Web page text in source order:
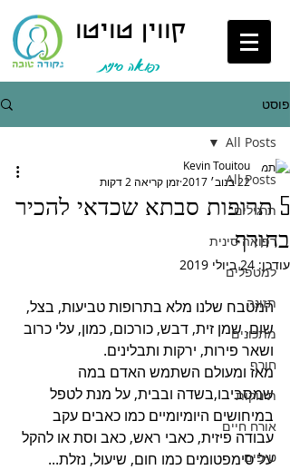
קווין טויטו
פוסט
All Posts
תרגילים
רפואה סינית
למטפלים
תזונה
מתכונים
חורף
תינוקות
אורח חיים
טיפים
All Posts
5 תרופות סבתא שכדאי להכיר
בחורף
Kevin Touitou
22 בנוב׳ 2017
זמן קריאה 2 דקות
עודכן: 24 ביולי 2019
המטבח שלנו מלא בתרופות טביעות, בצל,
שום, שמן זית, דבש, כורכום, כמון, עלי כרוב
ושאר פירות, ירקות ותבלינים.
מאז ומעולם השתמש האדם במה
שמסביבו,בשדה ובבית, על מנת לטפל
במיחושים היומיומיים כמו כאבים עקב
עבודה פיזית, כאבי ראש, כאב וסת או להקל
על סימפטומים כמו חום, שיעול, נזלת...